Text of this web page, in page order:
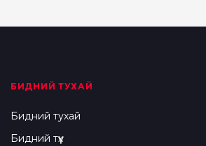
БИДНИЙ ТУХАЙ
Бидний тухай
Бидний түүх